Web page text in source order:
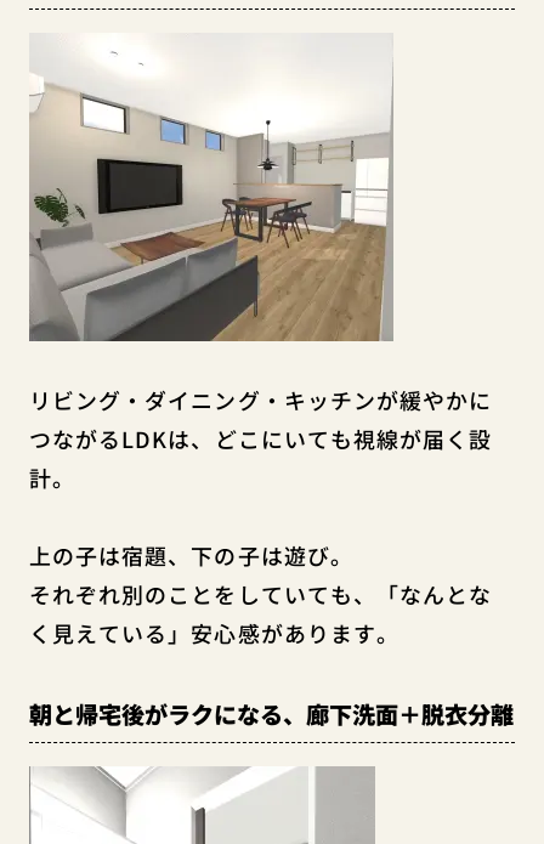
リビング・ダイニング・キッチンが緩やかに
つながるLDKは、どこにいても視線が届く設
計。
上の子は宿題、下の子は遊び。
それぞれ別のことをしていても、「なんとな
く見えている」安心感があります。
朝と帰宅後がラクになる、廊下洗面＋脱衣分離